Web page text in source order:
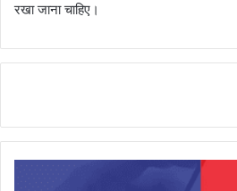
रखा जाना चाहिए।